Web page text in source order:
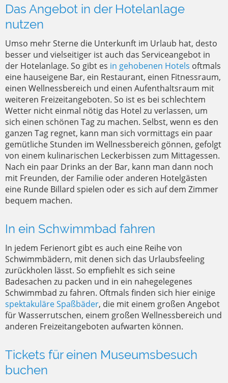
Das Angebot in der Hotelanlage
nutzen
Umso mehr Sterne die Unterkunft im Urlaub hat, desto
besser und vielseitiger ist auch das Serviceangebot in
der Hotelanlage. So gibt es in gehobenen Hotels oftmals
eine hauseigene Bar, ein Restaurant, einen Fitnessraum,
einen Wellnessbereich und einen Aufenthaltsraum mit
weiteren Freizeitangeboten. So ist es bei schlechtem
Wetter nicht einmal nötig das Hotel zu verlassen, um
sich einen schönen Tag zu machen. Selbst, wenn es den
ganzen Tag regnet, kann man sich vormittags ein paar
gemütliche Stunden im Wellnessbereich gönnen, gefolgt
von einem kulinarischen Leckerbissen zum Mittagessen.
Nach ein paar Drinks an der Bar, kann man dann noch
mit Freunden, der Familie oder anderen Hotelgästen
eine Runde Billard spielen oder es sich auf dem Zimmer
bequem machen.
In ein Schwimmbad fahren
In jedem Ferienort gibt es auch eine Reihe von
Schwimmbädern, mit denen sich das Urlaubsfeeling
zurückholen lässt. So empfiehlt es sich seine
Badesachen zu packen und in ein nahegelegenes
Schwimmbad zu fahren. Oftmals finden sich hier einige
spektakuläre Spaßbäder, die mit einem großen Angebot
für Wasserrutschen, einem großen Wellnessbereich und
anderen Freizeitangeboten aufwarten können.
Tickets für einen Museumsbesuch
buchen